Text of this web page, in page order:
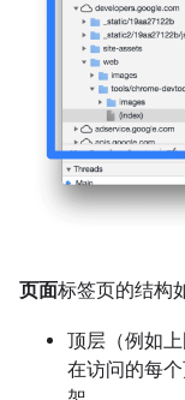
页面标签页的结构
顶层（例如
在访问的每